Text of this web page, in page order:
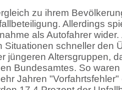
zu ihrem
Allerdings
als Autofahrer
Situationen schneller den
jüngeren Altersgruppen,
Bundesamtes. So
Jahren